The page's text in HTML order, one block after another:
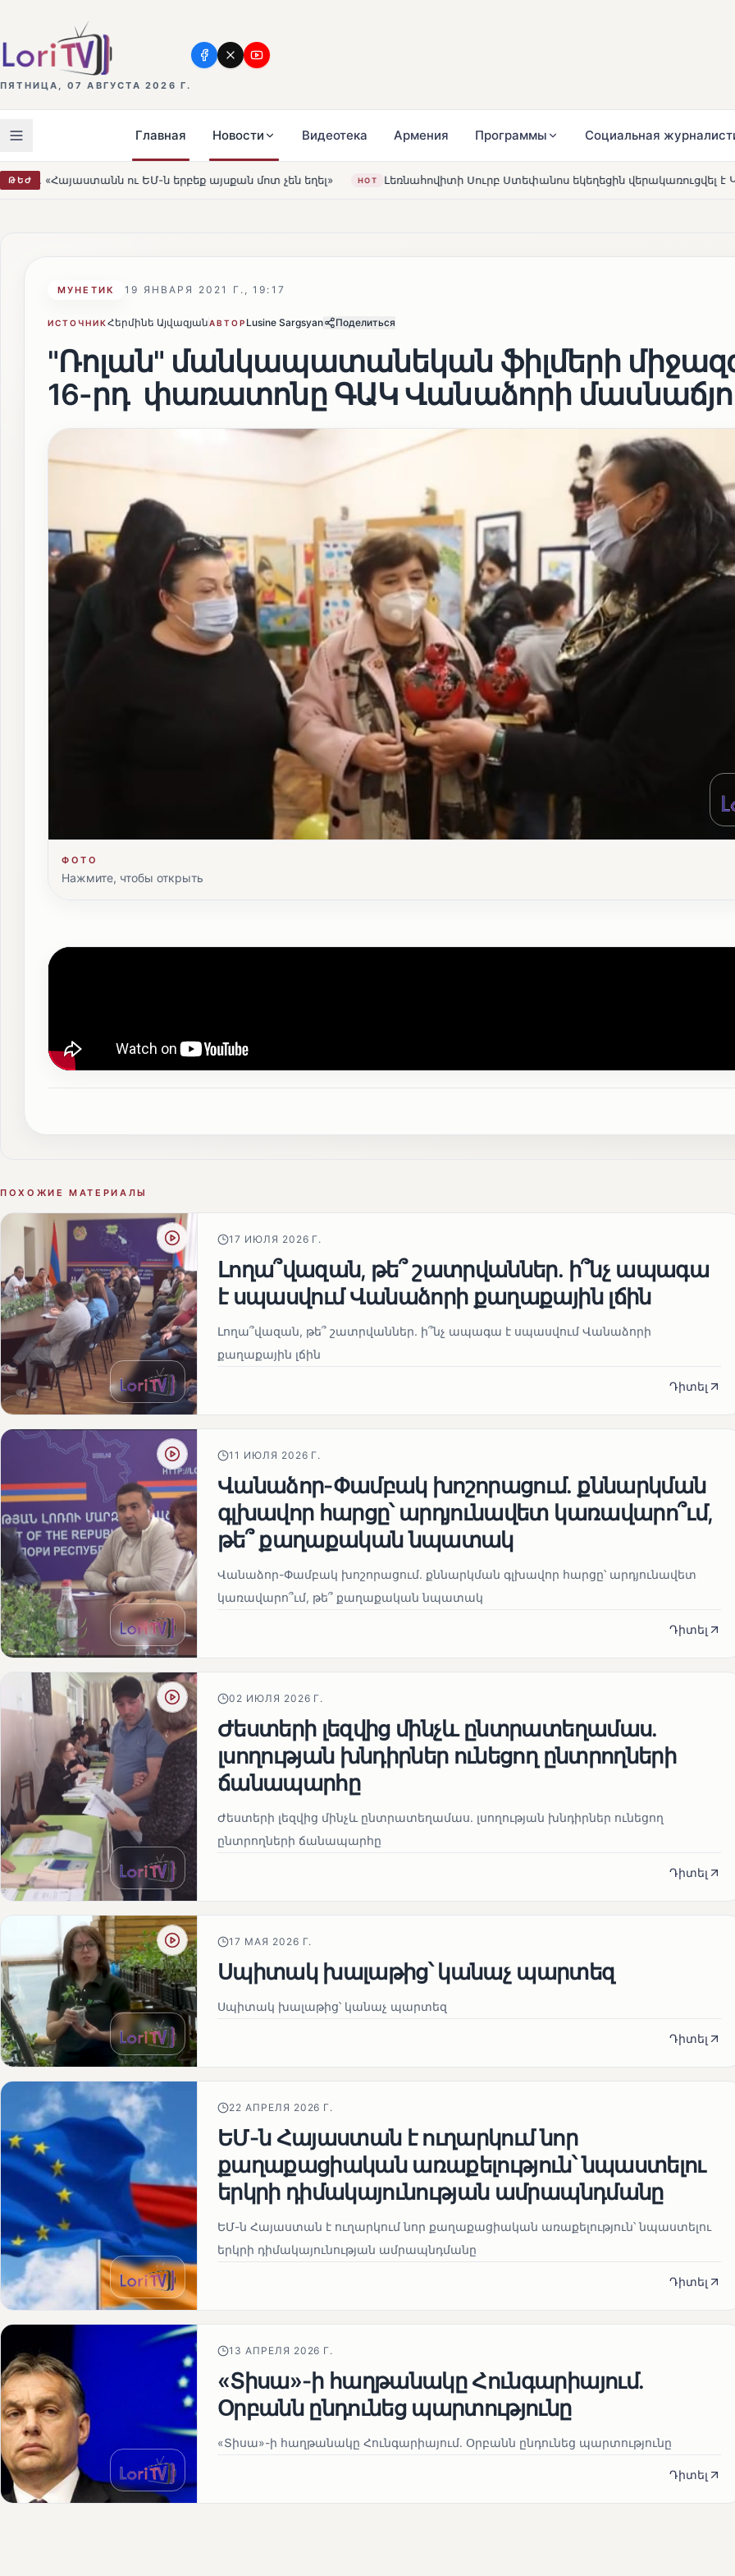
ПЯТНИЦА, 07 АВГУСТА 2026 Г.
Главная Новости Видеотека Армения Программы Социальная
ԹԵԺ
ն երբեք այսքան մոտ չեն եղել» HOT Լեռնահովիտի Սուրբ Ստեփանոս եկեղեցին վերակառուցվել է Կարապետյան
МУНЕТИК 19 ЯНВАРЯ 2021 Г., 19:17
ИСТОЧНИКՀերմինե ԱյվազյանАВТОР Lusine Sargsyan Поделиться
"Ռոլան" մանկապատանեկան ֆիլմերի
16-րդ փառատոնը ԳԱԿ Վանաձորի
ФОТО
Нажмите, чтобы открыть
ПОХОЖИЕ МАТЕРИАЛЫ
17 ИЮЛЯ 2026 Г.
Լողա՞վազան, թե՞ շատրվաններ. ի՞նչ ապագա
է սպասվում Վանաձորի քաղաքային լճին
Լողա՞վազան, թե՞ շատրվաններ. ի՞նչ ապագա է սպասվում Վանաձորի
քաղաքային լճին
Դիտել
11 ИЮЛЯ 2026 Г.
Վանաձոր-Փամբակ խոշորացում. քննարկման
գլխավոր հարցը՝ արդյունավետ կառավարո՞ւմ,
թե՞ քաղաքական նպատակ
Վանաձոր-Փամբակ խոշորացում. քննարկման գլխավոր հարցը՝ արդյունավետ
կառավարո՞ւմ, թե՞ քաղաքական նպատակ
Դիտել
02 ИЮЛЯ 2026 Г.
Ժեստերի լեզվից մինչև ընտրատեղամաս.
լսողության խնդիրներ ունեցող ընտրողների
ճանապարհը
Ժեստերի լեզվից մինչև ընտրատեղամաս. լսողության խնդիրներ ունեցող
ընտրողների ճանապարհը
Դիտել
17 МАЯ 2026 Г.
Սպիտակ խալաթից՝ կանաչ պարտեզ
Սպիտակ խալաթից՝ կանաչ պարտեզ
Դիտել
22 АПРЕЛЯ 2026 Г.
ԵՄ-ն Հայաստան է ուղարկում նոր
քաղաքացիական առաքելություն՝ նպաստելու
երկրի դիմակայունության ամրապնդմանը
ԵՄ-ն Հայաստան է ուղարկում նոր քաղաքացիական առաքելություն՝ նպաստելու
երկրի դիմակայունության ամրապնդմանը
Դիտել
13 АПРЕЛЯ 2026 Г.
«Տիսա»-ի հաղթանակը Հունգարիայում․
Օրբանն ընդունեց պարտությունը
«Տիսա»-ի հաղթանակը Հունգարիայում․ Օրբանն ընդունեց պարտությունը
Դիտել